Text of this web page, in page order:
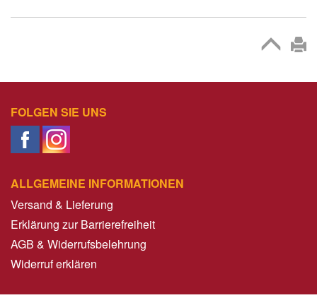
FOLGEN SIE UNS
ALLGEMEINE INFORMATIONEN
Versand & Lieferung
Erklärung zur Barrierefreiheit
AGB & Widerrufsbelehrung
Widerruf erklären